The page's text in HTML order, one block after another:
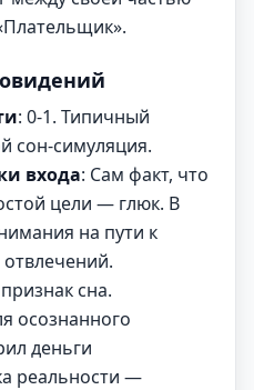
: 0-1. Типичный
сон-симуляция.
входа: Сам факт, что
цели — глюк. В
на пути к
отвлечений.
сна.
осознанного
деньги
реальности —